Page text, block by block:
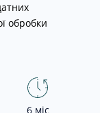
обробки
6 міс